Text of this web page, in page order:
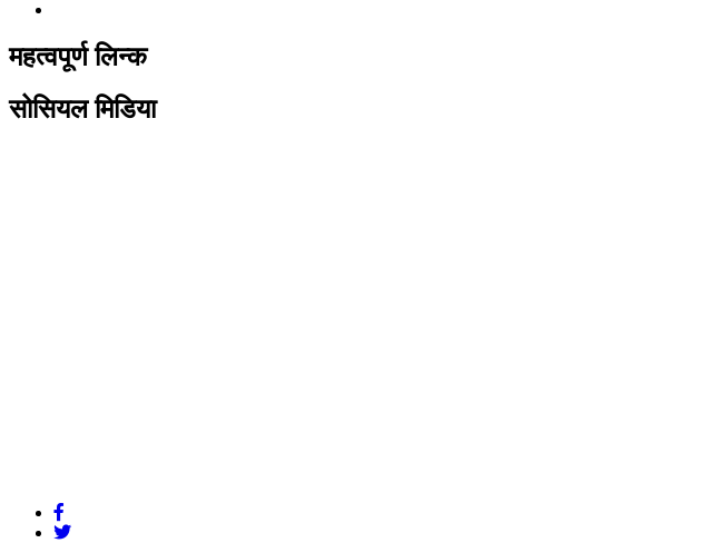
महत्वपूर्ण लिन्क
सोसियल मिडिया